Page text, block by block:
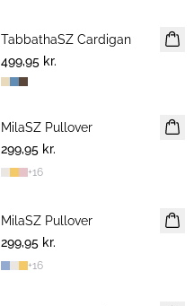
NYHED
TabbathaSZ Cardigan
499,95 kr.
2 FOR 500 DKK
MilaSZ Pullover
299,95 kr.
+16
NYHED
MilaSZ Pullover
299,95 kr.
+16